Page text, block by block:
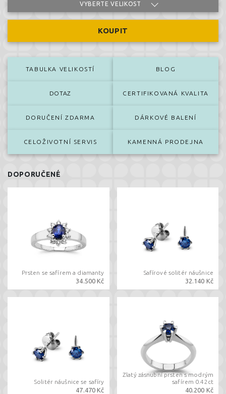
VYBERTE VELIKOST
KOUPIT
TABULKA VELIKOSTÍ BLOG
DOTAZ CERTIFIKOVANÁ KVALITA
DORUČENÍ ZDARMA DÁRKOVÉ BALENÍ
CELOŽIVOTNÍ SERVIS KAMENNÁ PRODEJNA
DOPORUČENÉ
Prsten se safírem a diamanty
34.500 Kč
Safírové solitér náušnice
32.140 Kč
Solitér náušnice se safíry
47.470 Kč
Zlatý zásnubní prsten s modrým
safírem 0.42ct
40.200 Kč